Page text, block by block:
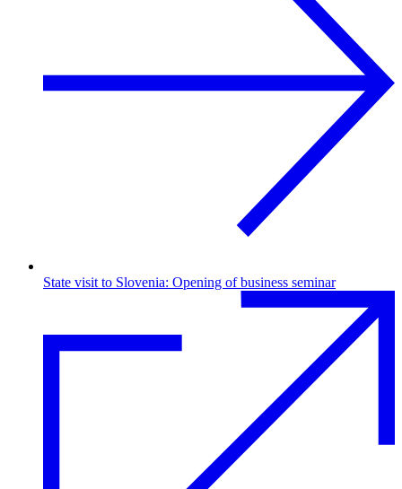
State visit to Slovenia: Opening of business seminar